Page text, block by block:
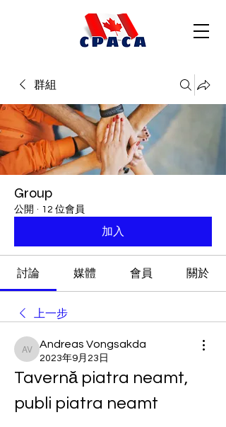
群組
Group
公開 · 12 位會員
加入
討論 媒體 會員 關於
上一步
Andreas Vongsakda
Andreas Vongsakda
2023年9月23日
Tavernă piatra neamt,
publi piatra neamt